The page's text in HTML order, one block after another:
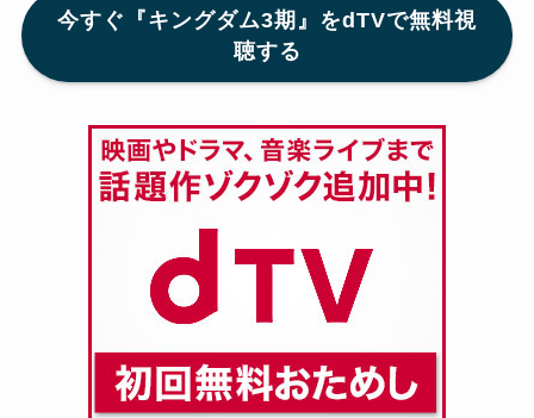
今すぐ『キングダム3期』をdTVで無料視
聴する